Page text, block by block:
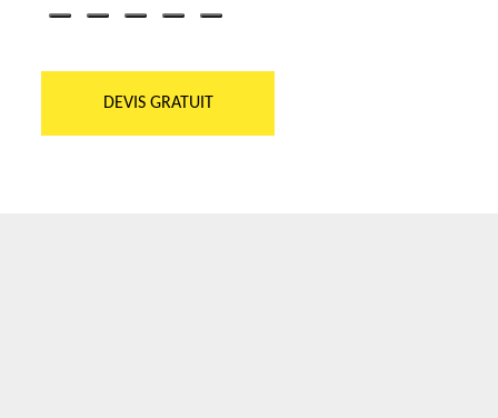
DEVIS GRATUIT